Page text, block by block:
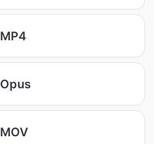
FLAC ته MP4
FLAC ته Opus
FLAC ته MOV